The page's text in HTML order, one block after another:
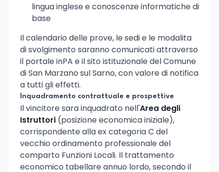
lingua inglese e conoscenze informatiche di
base
Il calendario delle prove, le sedi e le modalita
di svolgimento saranno comunicati attraverso
il portale inPA e il sito istituzionale del Comune
di San Marzano sul Sarno, con valore di notifica
a tutti gli effetti.
Inquadramento contrattuale e prospettive
Il vincitore sara inquadrato nell'Area degli
Istruttori (posizione economica iniziale),
corrispondente alla ex categoria C del
vecchio ordinamento professionale del
comparto Funzioni Locali. Il trattamento
economico tabellare annuo lordo, secondo il